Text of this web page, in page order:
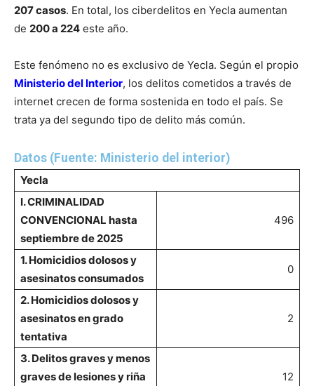
207 casos. En total, los ciberdelitos en Yecla aumentan
de 200 a 224 este año.
Este fenómeno no es exclusivo de Yecla. Según el propio
Ministerio del Interior, los delitos cometidos a través de
internet crecen de forma sostenida en todo el país. Se
trata ya del segundo tipo de delito más común.
Datos (Fuente: Ministerio del interior)
Yecla
I. CRIMINALIDAD
CONVENCIONAL hasta
septiembre de 2025
496
1. Homicidios dolosos y
asesinatos consumados
0
2. Homicidios dolosos y
asesinatos en grado
tentativa
2
3. Delitos graves y menos
graves de lesiones y riña
12